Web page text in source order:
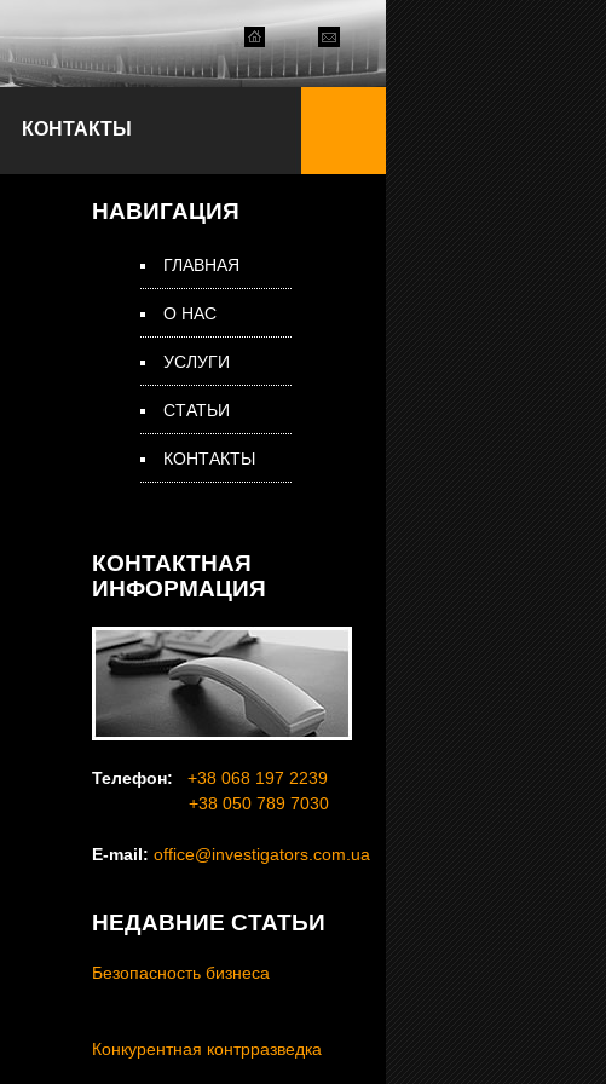
КОНТАКТЫ
НАВИГАЦИЯ
ГЛАВНАЯ
О НАС
УСЛУГИ
СТАТЬИ
КОНТАКТЫ
КОНТАКТНАЯ
ИНФОРМАЦИЯ
Телефон: +38 068 197 2239
+38 050 789 7030
E-mail: office@investigators.com.ua
НЕДАВНИЕ СТАТЬИ
Безопасность бизнеса
Конкурентная контрразведка